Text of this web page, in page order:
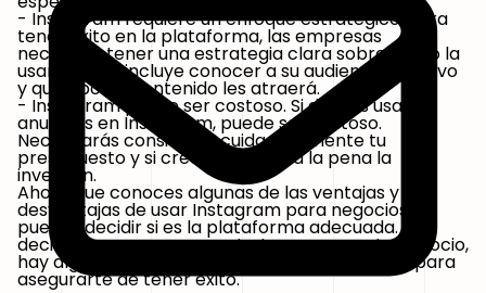
- Instagram requiere un enfoque estratégico. Para
tener éxito en la plataforma, las empresas
necesitan tener una estrategia clara sobre cómo la
usarán. Esto incluye conocer a su audiencia objetivo
y qué tipo de contenido les atraerá.
- Instagram puede ser costoso. Si deseas usar
anuncios en Instagram, puede ser costoso.
Necesitarás considerar cuidadosamente tu
presupuesto y si crees que valdrá la pena la
inversión.
Ahora que conoces algunas de las ventajas y
desventajas de usar Instagram para negocios,
puedes decidir si es la plataforma adecuada. Si
decides comenzar a usar Instagram para tu negocio,
hay algunas cosas que debes tener en cuenta para
asegurarte de tener éxito.